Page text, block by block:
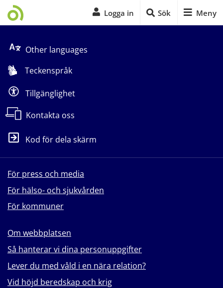
Logga in Sök Meny
Other languages
Teckenspråk
Tillgänglighet
Kontakta oss
Kod för dela skärm
För press och media
För hälso- och sjukvården
För kommuner
Om webbplatsen
Så hanterar vi dina personuppgifter
Lever du med våld i en nära relation?
Vid höjd beredskap och krig